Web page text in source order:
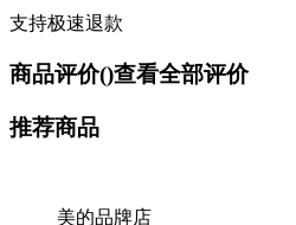
支持极速退款
商品评价()查看全部评价
推荐商品
美的品牌店